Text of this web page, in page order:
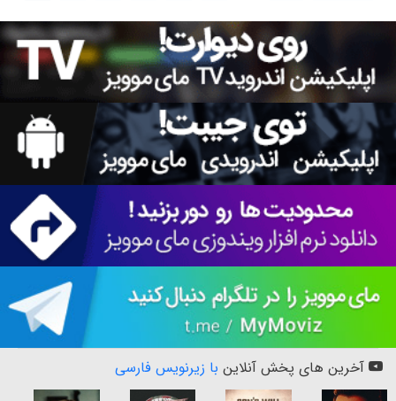
آخرین های پخش آنلاین با زیرنویس فارسی